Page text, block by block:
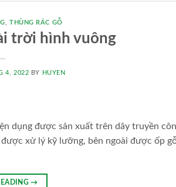
, THÙNG RÁC GỖ
trời hình vuông
4, 2022 BY HUYEN
dụng được sản xuất trên dây truyền
xử lý kỹ lưỡng, bên ngoài được ốp
→